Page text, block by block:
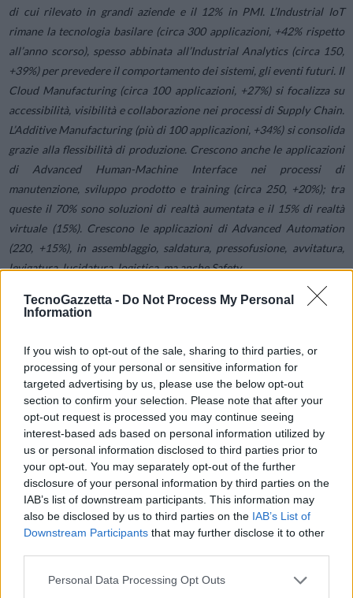
TecnoGazzetta - Do Not Process My Personal
Information
If you wish to opt-out of the sale, sharing to third parties, or
processing of your personal or sensitive information for
targeted advertising by us, please use the below opt-out
section to confirm your selection. Please note that after your
opt-out request is processed you may continue seeing
interest-based ads based on personal information utilized by
us or personal information disclosed to third parties prior to
your opt-out. You may separately opt-out of the further
disclosure of your personal information by third parties on the
IAB’s list of downstream participants. This information may
also be disclosed by us to third parties on the IAB’s List of
Downstream Participants that may further disclose it to other
Personal Data Processing Opt Outs
di cui rilevato in grandi aziende e il 12% in PMI. L’Industrial IoT
rimane la tecnologia basilare (circa 300 applicazioni, +42% rispetto
all’anno scorso), spesso abbinata all’Industrial Analytics (circa 150,
+39%) per prevedere il comportamento dei sistemi, gli eventi futuri. Il
Cloud Manufacturing (circa 100 applicazioni, +27%) si focalizza su
accessibilità, visibilità e collaborazione nei processi di Supply Chain.
L’Additive Manufacturing (più di 100 applicazioni, +34%) si consolida
grazie alla flessibilità di produzione. Crescono anche le applicazioni
di Advanced Human-Machine Interface nei processi di
manutenzione, sviluppo prodotto e training (circa 250, +20%); tra
queste il 70% sono soluzioni di realtà aumentata e il 15% di realtà
virtuale (15%). Crescono le applicazioni di Advanced Automation
(220, +15%), in assemblaggio, saldatura, pressofusione, avvitatura,
levigatura, lucidatura, logistica, ma anche Safety.
Circa il 46% delle applicazioni totali (514 su circa 1100) hanno
come l’assistenza da remoto con la realtà aumentata, la sanificazione
intelligente degli ambienti con sensoristica IoT o piattaforme cloud
che permettono la collaborazione tra attori della supply chain.
L’emergenza sanitaria legata alla pandemia ha forzato le imprese
industriali a trarre il meglio dai loro investimenti digitali, per dare
resilienza alle catene del valore a cui appartengono–dice
Terzi , Direttore dell’Osservatorio Industria 4.0 -.
Questa esperienza
aiuta a comprendere come i benefici da considerare per le Smart
Technologies siano ben più ampi di quelli solitamente utilizzati per